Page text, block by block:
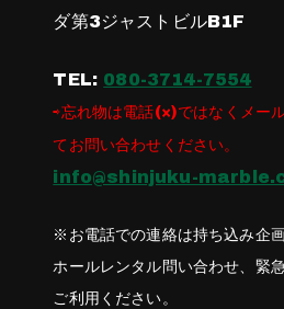
ダ第3ジャストビルB1F
TEL: 080-3714-7554
⇨忘れ物は電話(×)ではなくメー
てお問い合わせください。
info@shinjuku-
※お電話での連絡は持ち込み企
ホールレンタル問い合わせ、緊
ご利用ください。